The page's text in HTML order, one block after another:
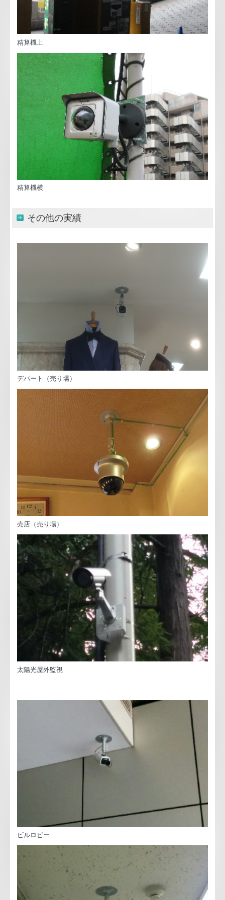
精算機上
精算機横
その他の実績
デパート（売り場）
売店（売り場）
太陽光屋外監視
ビルロビー